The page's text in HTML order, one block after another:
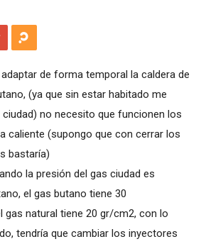
de forma temporal la caldera de
(ya que sin estar habitado me
no necesito que funcionen los
caliente (supongo que con cerrar los
bastaría)
la presión del gas ciudad es
el gas butano tiene 30
gas natural tiene 20 gr/cm2, con lo
tendría que cambiar los inyectores